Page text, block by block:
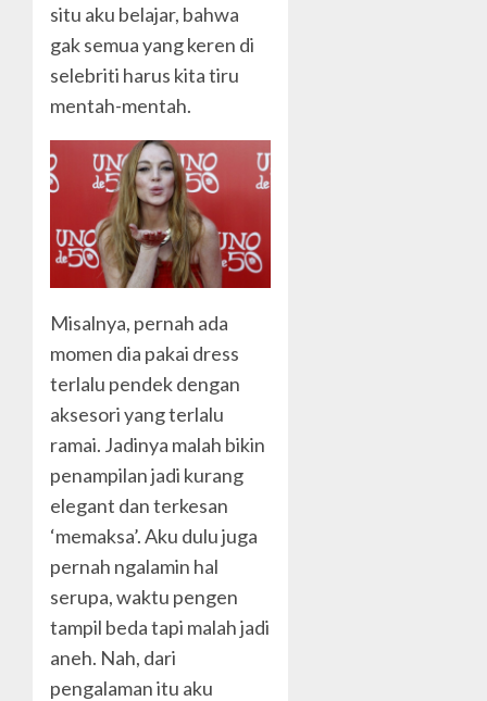
situ aku belajar, bahwa
gak semua yang keren di
selebriti harus kita tiru
mentah-mentah.
Misalnya, pernah ada
momen dia pakai dress
terlalu pendek dengan
aksesori yang terlalu
ramai. Jadinya malah bikin
penampilan jadi kurang
elegant dan terkesan
‘memaksa’. Aku dulu juga
pernah ngalamin hal
serupa, waktu pengen
tampil beda tapi malah jadi
aneh. Nah, dari
pengalaman itu aku